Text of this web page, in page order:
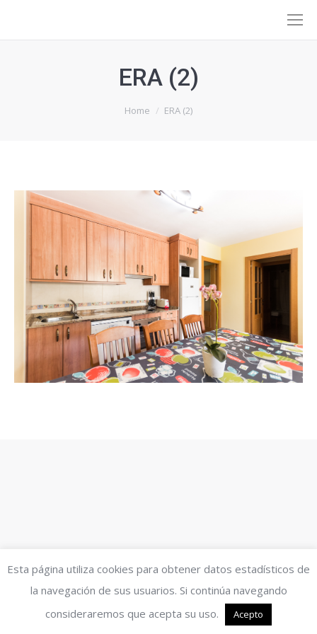
ERA (2)
Home ERA (2)
Esta página utiliza cookies para obtener datos estadísticos de
la navegación de sus usuarios. Si continúa navegando
consideraremos que acepta su uso.
Acepto